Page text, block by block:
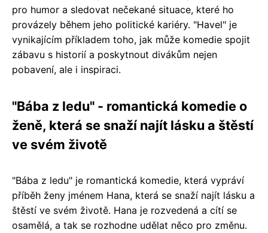
pro humor a sledovat nečekané situace, které ho
provázely během jeho politické kariéry. "Havel" je
vynikajícím příkladem toho, jak může komedie spojit
zábavu s historií a poskytnout divákům nejen
pobavení, ale i inspiraci.
"Bába z ledu" - romantická komedie o
ženě, která se snaží najít lásku a štěstí
ve svém životě
"Bába z ledu" je romantická komedie, která vypráví
příběh ženy jménem Hana, která se snaží najít lásku a
štěstí ve svém životě. Hana je rozvedená a cítí se
osamělá, a tak se rozhodne udělat něco pro změnu.